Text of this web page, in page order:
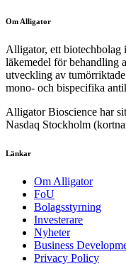
Om Alligator
Alligator, ett biotechbolag
läkemedel för behandling
utveckling av
mono- och bispecifika
Alligator Bioscience har
Nasdaq Stockholm
Länkar
Om Alligator
FoU
Bolagsstyrning
Investerare
Nyheter
Business
Privacy Policy